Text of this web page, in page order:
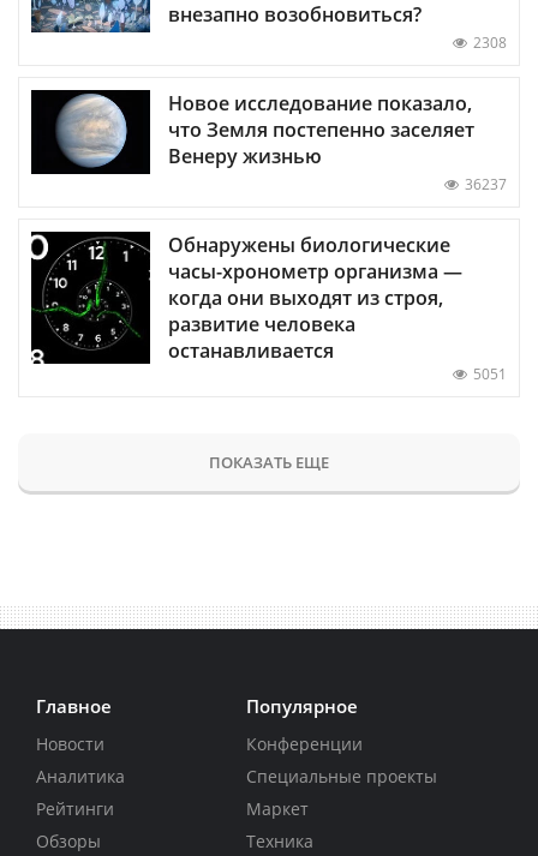
внезапно возобновиться?
2308
Новое исследование показало,
что Земля постепенно заселяет
Венеру жизнью
36237
Обнаружены биологические
часы-хронометр организма —
когда они выходят из строя,
развитие человека
останавливается
5051
ПОКАЗАТЬ ЕЩЕ
Главное
Новости
Аналитика
Рейтинги
Обзоры
Популярное
Конференции
Специальные проекты
Маркет
Техника